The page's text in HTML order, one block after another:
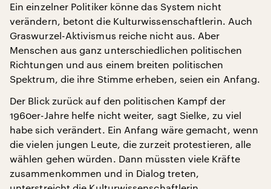
Ein einzelner Politiker könne das System nicht
verändern, betont die Kulturwissenschaftlerin. Auch
Graswurzel-Aktivismus reiche nicht aus. Aber
Menschen aus ganz unterschiedlichen politischen
Richtungen und aus einem breiten politischen
Spektrum, die ihre Stimme erheben, seien ein Anfang.
Der Blick zurück auf den politischen Kampf der
1960er-Jahre helfe nicht weiter, sagt Sielke, zu viel
habe sich verändert. Ein Anfang wäre gemacht, wenn
die vielen jungen Leute, die zurzeit protestieren, alle
wählen gehen würden. Dann müssten viele Kräfte
zusammenkommen und in Dialog treten,